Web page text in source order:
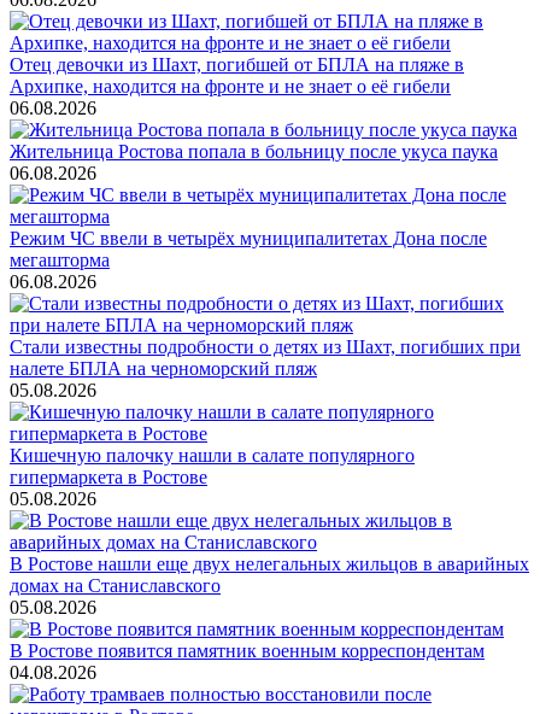
Отец девочки из Шахт, погибшей от БПЛА на пляже в
Архипке, находится на фронте и не знает о её гибели
06.08.2026
Жительница Ростова попала в больницу после укуса паука
06.08.2026
Режим ЧС ввели в четырёх муниципалитетах Дона после
мегашторма
06.08.2026
Стали известны подробности о детях из Шахт, погибших при
налете БПЛА на черноморский пляж
05.08.2026
Кишечную палочку нашли в салате популярного
гипермаркета в Ростове
05.08.2026
В Ростове нашли еще двух нелегальных жильцов в аварийных
домах на Станиславского
05.08.2026
В Ростове появится памятник военным корреспондентам
04.08.2026